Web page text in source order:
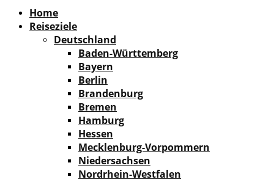
Home
Reiseziele
Deutschland
Baden-Württemberg
Bayern
Berlin
Brandenburg
Bremen
Hamburg
Hessen
Mecklenburg-Vorpommern
Niedersachsen
Nordrhein-Westfalen